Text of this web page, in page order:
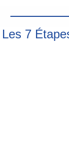
Les 7